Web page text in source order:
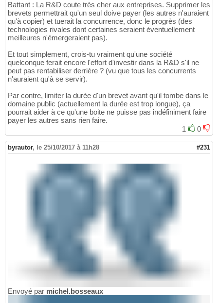
Battant : La R&D coute très cher aux entreprises. Supprimer les
brevets permettrait qu'un seul doive payer (les autres n'auraient
qu'à copier) et tuerait la concurrence, donc le progrès (des
technologies rivales dont certaines seraient éventuellement
meilleures n'émergeraient pas).
Et tout simplement, crois-tu vraiment qu'une société
quelconque ferait encore l'effort d'investir dans la R&D s'il ne
peut pas rentabiliser derrière ? (vu que tous les concurrents
n'auraient qu'à se servir).
Par contre, limiter la durée d'un brevet avant qu'il tombe dans le
domaine public (actuellement la durée est trop longue), ça
pourrait aider à ce qu'une boite ne puisse pas indéfiniment faire
payer les autres sans rien faire.
1
0
byrautor, le 25/10/2017 à 11h28 #231
Envoyé par michel.bosseaux